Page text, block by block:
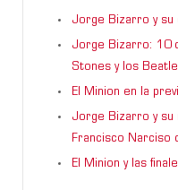
Jorge Bizarro y su
Jorge Bizarro: 10
Stones y los
El Minion en la
Jorge Bizarro y su
Francisco Narciso
El Minion y las